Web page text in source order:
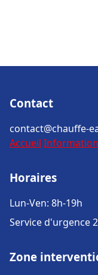
Contact
contact@chauffe-
Accueil
Horaires
Lun-Ven: 8h-19h
Service d'urgence
Zone